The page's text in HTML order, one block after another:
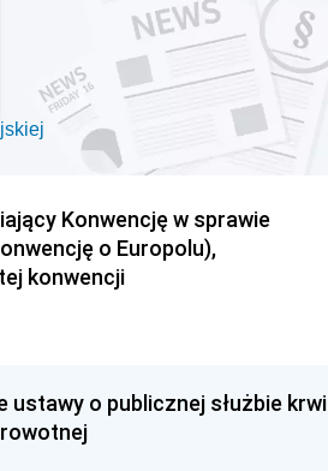
Konwencję w sprawie
o Europolu),
konwencji
ustawy o publicznej służbie krwi